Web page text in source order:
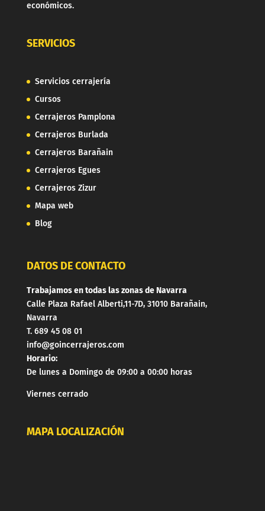
económicos.
SERVICIOS
Servicios cerrajería
Cursos
Cerrajeros Pamplona
Cerrajeros Burlada
Cerrajeros Barañain
Cerrajeros Egues
Cerrajeros Zizur
Mapa web
Blog
DATOS DE CONTACTO
Trabajamos en todas las zonas de Navarra
Calle Plaza Rafael Alberti,11-7D, 31010 Barañain,
Navarra
T. 689 45 08 01
info@goincerrajeros.com
Horario:
De lunes a Domingo de 09:00 a 00:00 horas
Viernes cerrado
MAPA LOCALIZACIÓN